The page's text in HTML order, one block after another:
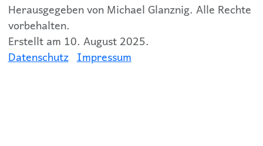
Herausgegeben von Michael Glanznig. Alle Rechte
vorbehalten.
Erstellt am 10. August 2025.
Datenschutz Impressum